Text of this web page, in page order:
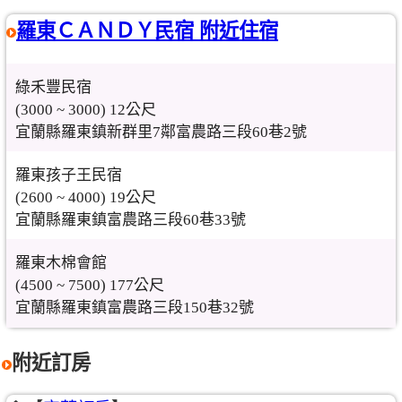
羅東ＣＡＮＤＹ民宿 附近住宿
綠禾豐民宿
(3000 ~ 3000) 12公尺
宜蘭縣羅東鎮新群里7鄰富農路三段60巷2號
羅東孩子王民宿
(2600 ~ 4000) 19公尺
宜蘭縣羅東鎮富農路三段60巷33號
羅東木棉會館
(4500 ~ 7500) 177公尺
宜蘭縣羅東鎮富農路三段150巷32號
附近訂房